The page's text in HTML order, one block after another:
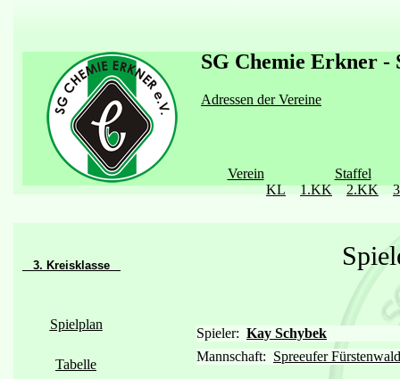
SG Chemie Erkner -
Adressen der Vereine
Verein
Staffel
KL
1.KK 2.KK
3. Kreisklasse
Spielplan
Tabelle
Spieler: Kay Schybek
Mannschaft: Spreeufer